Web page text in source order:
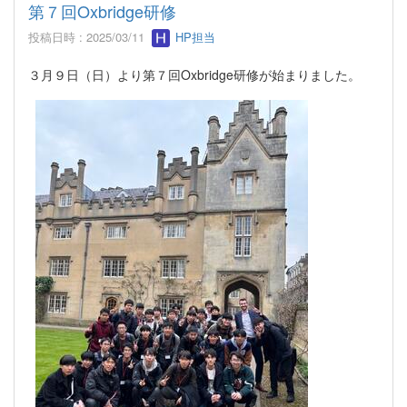
第７回Oxbridge研修
投稿日時 : 2025/03/11 HP担当
３月９日（日）より第７回Oxbridge研修が始まりました。